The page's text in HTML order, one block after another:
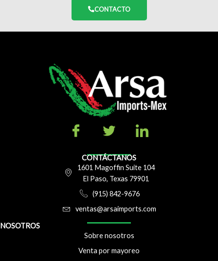
CONTACTO
CONTÁCTANOS
1601 Magoffin Suite 104
El Paso, Texas 79901
(915) 842-9676
ventas@arsaimports.com
NOSOTROS
Sobre nosotros
Venta por mayoreo